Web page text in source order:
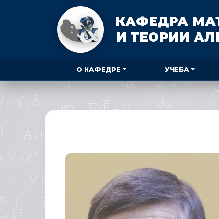
КАФЕДРА
И ТЕОРИИ
О КАФЕДРЕ УЧЕБА